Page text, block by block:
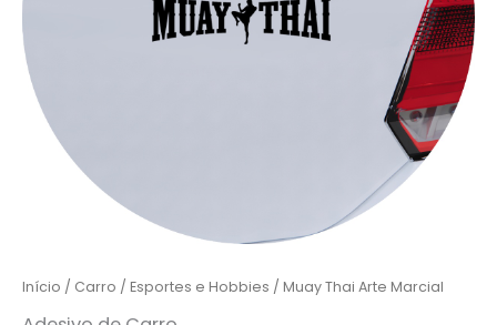
Início / Carro / Esportes e Hobbies / Muay Thai Arte Marcial